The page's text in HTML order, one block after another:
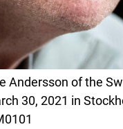
Andersson of the
30, 2021 in